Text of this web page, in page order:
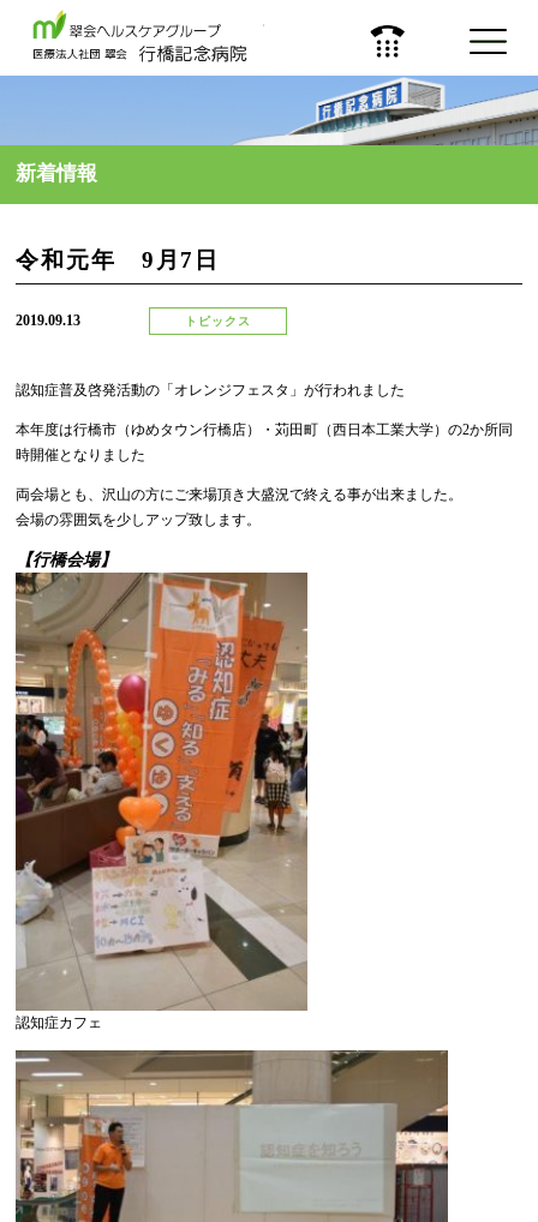
新着情報
令和元年 9月7日
2019.09.13 トピックス
認知症普及啓発活動の「オレンジフェスタ」が行われました
本年度は行橋市（ゆめタウン行橋店）・苅田町（西日本工業大学）の2か所同
時開催となりました
両会場とも、沢山の方にご来場頂き大盛況で終える事が出来ました。
会場の雰囲気を少しアップ致します。
【行橋会場】
認知症カフェ